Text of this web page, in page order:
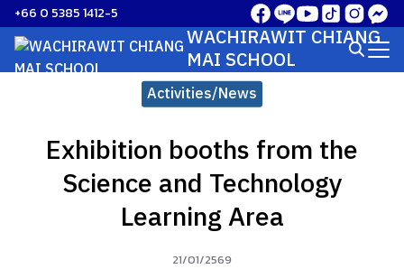
Skip
to
content
+66 0 5385 1412-5
WACHIRAWIT CHIANG
MAI SCHOOL
Search
for:
Activities/News
Exhibition booths from the
Science and Technology
Learning Area
21/01/2569